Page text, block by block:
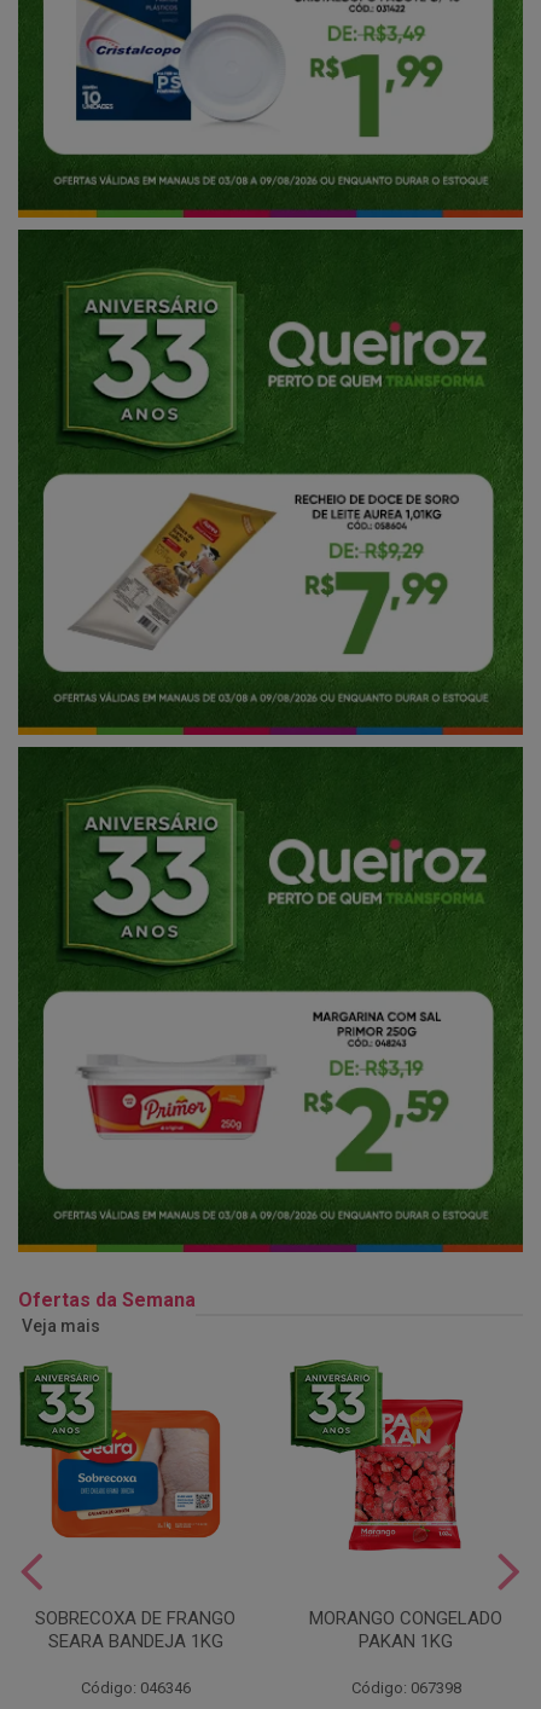
Ofertas da Semana
Veja mais
SOBRECOXA DE FRANGO
SEARA BANDEJA 1KG
Código: 046346
MORANGO CONGELADO
PAKAN 1KG
Código: 067398